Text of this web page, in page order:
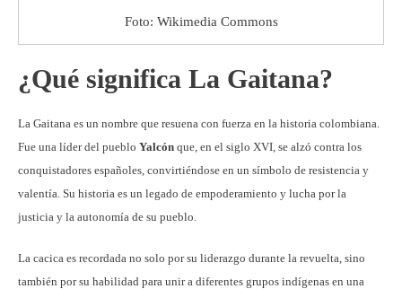
Foto: Wikimedia Commons
¿Qué significa La Gaitana?
La Gaitana es un nombre que resuena con fuerza en la historia colombiana.
Fue una líder del pueblo Yalcón que, en el siglo XVI, se alzó contra los
conquistadores españoles, convirtiéndose en un símbolo de resistencia y
valentía. Su historia es un legado de empoderamiento y lucha por la
justicia y la autonomía de su pueblo.
La cacica es recordada no solo por su liderazgo durante la revuelta, sino
también por su habilidad para unir a diferentes grupos indígenas en una